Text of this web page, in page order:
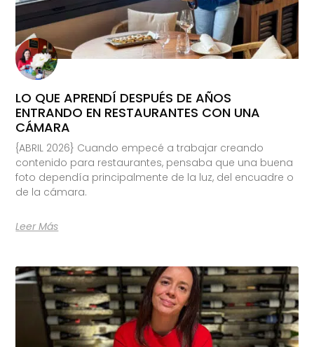
LO QUE APRENDÍ DESPUÉS DE AÑOS
ENTRANDO EN RESTAURANTES CON UNA
CÁMARA
{ABRIL 2026} Cuando empecé a trabajar creando
contenido para restaurantes, pensaba que una buena
foto dependía principalmente de la luz, del encuadre o
de la cámara.
Leer Más